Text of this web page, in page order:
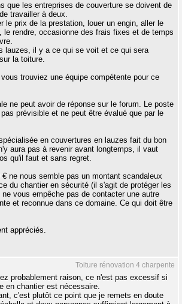
que les entreprises de couverture se doivent de
travailler à deux.
le prix de la prestation, louer un engin, aller le
le rendre, occasionne des frais fixes et de temps
lauzes, il y a ce qui se voit et ce qui sera
la toiture.
vous trouviez une équipe compétente pour ce
ne peut avoir de réponse sur le forum. Le poste
prévisible et ne peut être évalué que par le
en couvertures en lauzes fait du bon
aura pas à revenir avant longtemps, il vaut
qu'il faut et sans regret.
ne nous semble pas un montant scandaleux
du chantier en sécurité (il s'agit de protéger les
vous empêche pas de contacter une autre
et reconnue dans ce domaine. Ce qui doit être
appréciés.
Toiture rénovation 4 charpente
probablement raison, ce n'est pas excessif si
en chantier est nécessaire.
c'est plutôt ce point que je remets en doute